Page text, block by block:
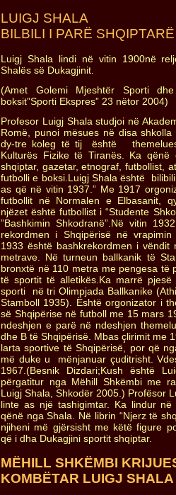
LUIGJ SHALA
BILBILI I PARË
Luigj Shala lindi në vitin 1900në
Shalës së Dukagjinit.
(Amet Golemi Mjeshtër Sporti
boksit”Sporti Ekspres” 23 nëtor 2004)
Profesor Luigj Shala studjoi në
Romë, punoi mësues në disa
dy-tre koleg të tij është
Kulturës Fizike të Tiranës. Ka
shqiptar, gazetar, etnograf, futbollist,
futbolli e boksi.Luigj Shala është
as që në vitin 1937.” Me 1917
futbollit në Normalen e Elbasanit,
njëzet është futbollist i “Studente
”Bashkimin Shkodranë”.Në vitin
rekordmen i Shqipërisë në
1933 është bashkrekordmen i
metrave. Në turneun ballkanik të
bronxtë në 110 metra me pengesa
të sportit të alletikës.Ka marrë
sporti në tri Olimpjada Ballkanike
Stamboll 1935). Është orgonizator i
së Shqipërise në futboll me 15 mars
ndeshjen e parë në ndeshjen
dhe B të Shqipërisë. Mbas çlirimit me
larta sportive të Shqipërisë, por që
më duke u mënjanuar çuditrisht.
1967.(Besnik Dizdari;Kush është
përgatitur nga Mëhill Shkëmbi me
Luigj Shala, Shkodër 2005.) Profësor
linte as një tashigimtar. Ka lindur
qënë nga Shala. Në librin “Njerz të
njiheni më gjërsisht me këtë figure
që i dha Dukagjini sportit shqiptar.
MËHILL SHKËMBI
KOMBËTAR LUIGJ SHALA